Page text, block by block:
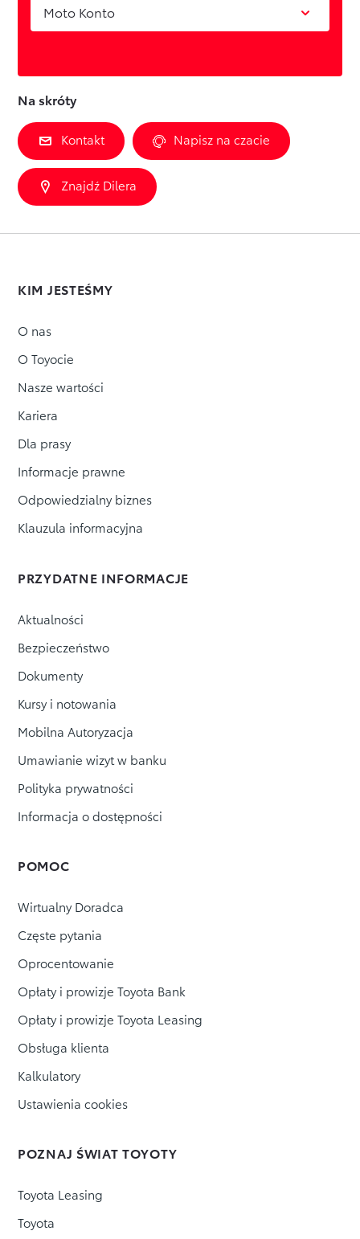
Moto Konto
Na skróty
Kontakt Napisz na czacie
Znajdź Dilera
KIM JESTEŚMY
O nas
O Toyocie
Nasze wartości
Kariera
Dla prasy
Informacje prawne
Odpowiedzialny biznes
Klauzula informacyjna
PRZYDATNE INFORMACJE
Aktualności
Bezpieczeństwo
Dokumenty
Kursy i notowania
Mobilna Autoryzacja
Umawianie wizyt w banku
Polityka prywatności
Informacja o dostępności
POMOC
Wirtualny Doradca
Częste pytania
Oprocentowanie
Opłaty i prowizje Toyota Bank
Opłaty i prowizje Toyota Leasing
Obsługa klienta
Kalkulatory
Ustawienia cookies
POZNAJ ŚWIAT TOYOTY
Toyota Leasing
Toyota